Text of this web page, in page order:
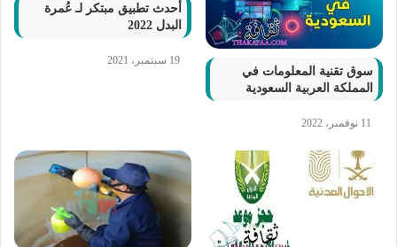
سوق تقنية المعلومات في
المملكة العربية السعودية
11 نوفمبر، 2022
أحدث تطبيق مبتكر لـ عُمرة
البدل 2022
19 سبتمبر، 2021